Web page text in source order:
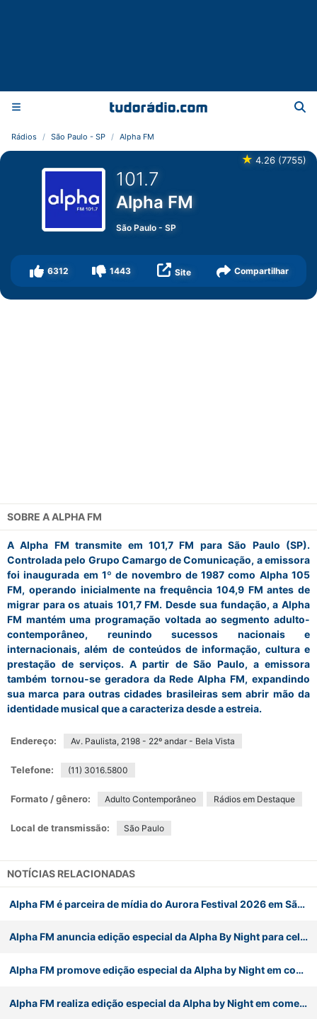
Rádios São Paulo - SP Alpha FM
★ 4.26 (7755)
101.7
Alpha FM
São Paulo -SP
6312 1443 Site Compartilhar
SOBRE AALPHA FM
A Alpha FM transmite em 101,7 FM para São Paulo (SP).
Controlada pelo Grupo Camargo de Comunicação, a emissora
foi inaugurada em 1º de novembro de 1987 como Alpha 105
FM, operando inicialmente na frequência 104,9 FM antes de
migrar para os atuais 101,7 FM. Desde sua fundação, a Alpha
FM mantém uma programação voltada ao segmento adulto-
contemporâneo, reunindo sucessos nacionais e
internacionais, além de conteúdos de informação, cultura e
prestação de serviços. A partir de São Paulo, a emissora
também tornou-se geradora da Rede Alpha FM, expandindo
sua marca para outras cidades brasileiras sem abrir mão da
identidade musical que a caracteriza desde a estreia.
Endereço: Av. Paulista, 2198 - 22º andar - Bela Vista
Telefone: (11) 3016.5800
Formato / gênero: Adulto Contemporâneo Rádios em Destaque
Local de transmissão: São Paulo
NOTÍCIAS RELACIONADAS
Alpha FM é parceira de mídia do Aurora Festival 2026 em São Paulo
Alpha FM anuncia edição especial da Alpha By Night para celebrar os 39 anos da emissora
Alpha FM promove edição especial da Alpha by Night em comemoração aos seus 38 anos
Alpha FM realiza edição especial da Alpha by Night em comemoração aos seus 38 anos